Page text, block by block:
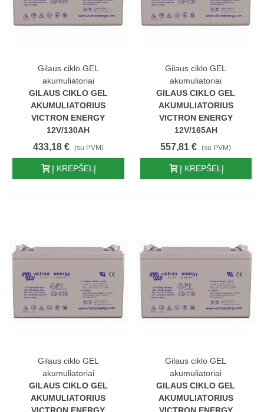
Gilaus ciklo GEL
akumuliatoriai
GILAUS CIKLO GEL
AKUMULIATORIUS
VICTRON ENERGY
12V/130AH
433,18 € (su PVM)
Į KREPŠELĮ
Gilaus ciklo GEL
akumuliatoriai
GILAUS CIKLO GEL
AKUMULIATORIUS
VICTRON ENERGY
12V/165AH
557,81 € (su PVM)
Į KREPŠELĮ
Gilaus ciklo GEL
akumuliatoriai
GILAUS CIKLO GEL
AKUMULIATORIUS
Gilaus ciklo GEL
akumuliatoriai
GILAUS CIKLO GEL
AKUMULIATORIUS